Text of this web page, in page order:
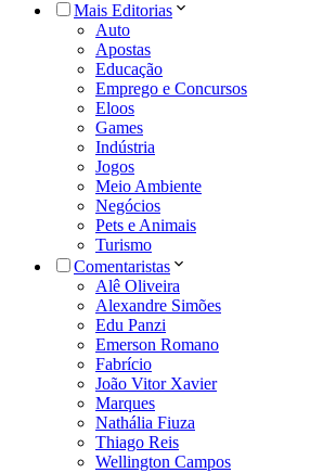
Mais Editorias
Auto
Apostas
Educação
Emprego e Concursos
Eloos
Games
Indústria
Jogos
Meio Ambiente
Negócios
Pets e Animais
Turismo
Comentaristas
Alê Oliveira
Alexandre Simões
Edu Panzi
Emerson Romano
Fabrício
João Vitor Xavier
Marques
Nathália Fiuza
Thiago Reis
Wellington Campos